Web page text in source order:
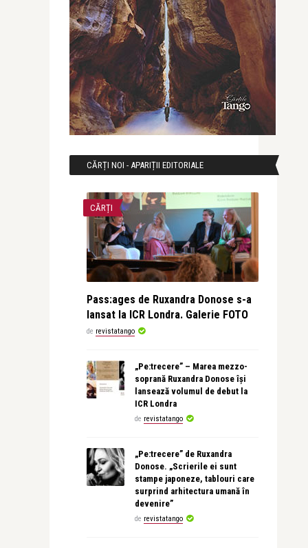
CĂRȚI NOI - APARIȚII EDITORIALE
CĂRȚI
Pass:ages de Ruxandra Donose s-a
lansat la ICR Londra. Galerie FOTO
de revistatango
„Pe:trecere” – Marea mezzo-
soprană Ruxandra Donose își
lansează volumul de debut la
ICR Londra
de revistatango
„Pe:trecere” de Ruxandra
Donose. „Scrierile ei sunt
stampe japoneze, tablouri care
surprind arhitectura umană în
devenire”
de revistatango